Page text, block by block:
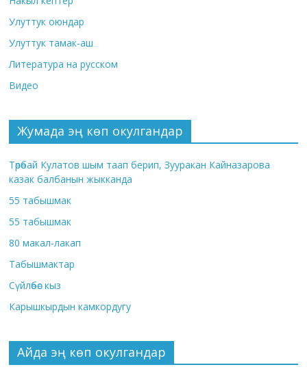
Улуттук оюндар
Улуттук тамак-аш
Литература на русском
Видео
Жумада эң көп окулгандар
Төрөбай Кулатов шым таап берип, Зууракан Кайназарова
казак балбанын жыкканда
55 табышмак
55 табышмак
80 макал-лакап
Табышмактар
Сүйлөбөс кыз
Карышкырдын камкордугу
Айда эң көп окулгандар